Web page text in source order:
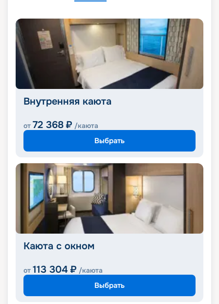
Внутренняя каюта
от 72 368 ₽ /каюта
Выбрать
Каюта с окном
от 113 304 ₽ /каюта
Выбрать